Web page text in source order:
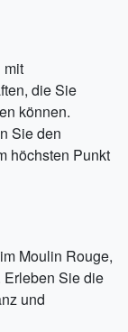
mit
die Sie
können.
Sie den
höchsten Punkt
Moulin Rouge,
Erleben Sie die
und